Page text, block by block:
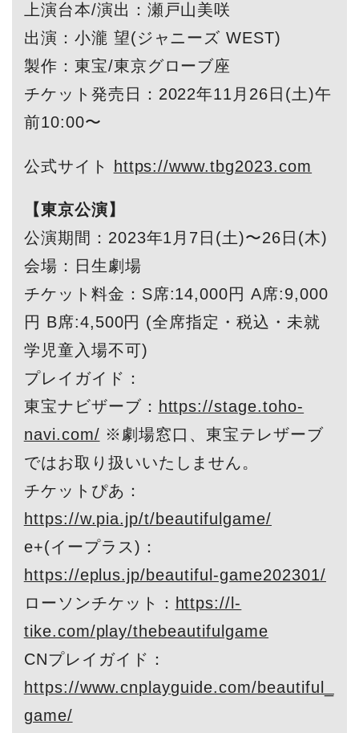
上演台本/演出：瀬戸山美咲
出演：小瀧 望(ジャニーズ WEST)
製作：東宝/東京グローブ座
チケット発売日：2022年11月26日(土)午
前10:00〜
公式サイト https://www.tbg2023.com
【東京公演】
公演期間：2023年1月7日(土)〜26日(木)
会場：日生劇場
チケット料金：S席:14,000円 A席:9,000
円 B席:4,500円 (全席指定・税込・未就
学児童入場不可)
プレイガイド：
東宝ナビザーブ： https://stage.toho-
navi.com/ ※劇場窓口、東宝テレザーブ
ではお取り扱いいたしません。
チケットぴあ：
https://w.pia.jp/t/beautifulgame/
e+(イープラス)：
https://eplus.jp/beautiful-game202301/
ローソンチケット： https://l-
tike.com/play/thebeautifulgame
CNプレイガイド：
https://www.cnplayguide.com/beautiful_
game/